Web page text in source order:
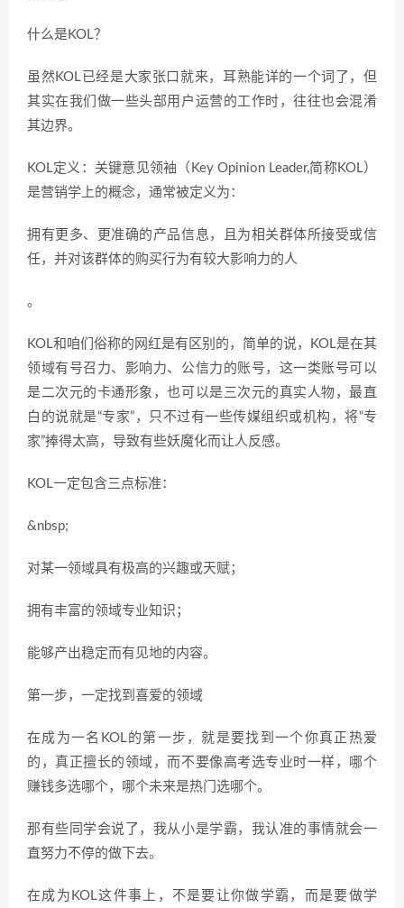
什么是KOL？
虽然KOL已经是大家张口就来，耳熟能详的一个词了，但
其实在我们做一些头部用户运营的工作时，往往也会混淆
其边界。
KOL定义：关键意见领袖（Key Opinion Leader,简称KOL）
是营销学上的概念，通常被定义为：
拥有更多、更准确的产品信息，且为相关群体所接受或信
任，并对该群体的购买行为有较大影响力的人
。
KOL和咱们俗称的网红是有区别的，简单的说，KOL是在其
领域有号召力、影响力、公信力的账号，这一类账号可以
是二次元的卡通形象，也可以是三次元的真实人物，最直
白的说就是“专家”，只不过有一些传媒组织或机构，将“专
家”捧得太高，导致有些妖魔化而让人反感。
KOL一定包含三点标准：
&nbsp;
对某一领域具有极高的兴趣或天赋；
拥有丰富的领域专业知识；
能够产出稳定而有见地的内容。
第一步，一定找到喜爱的领域
在成为一名KOL的第一步，就是要找到一个你真正热爱
的，真正擅长的领域，而不要像高考选专业时一样，哪个
赚钱多选哪个，哪个未来是热门选哪个。
那有些同学会说了，我从小是学霸，我认准的事情就会一
直努力不停的做下去。
在成为KOL这件事上，不是要让你做学霸，而是要做学